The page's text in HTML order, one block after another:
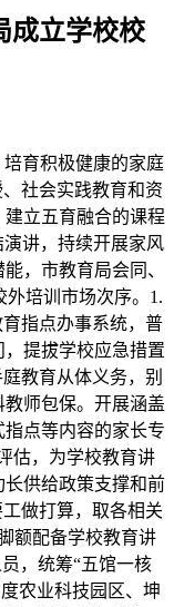
成立学校校
育积极健康的家庭
社会实践教育和资
立五育融合的课程
讲，持续开展家风
，市教育局会同、
培训市场次序。1.
指点办事系统，普
提拔学校应急措置
教育从体义务，别
师包保。开展涵盖
点等内容的家长专
估，为学校教育讲
供给政策支撑和前
做打算，取各相关
额配备学校教育讲
，统筹“五馆一核
农业科技园区、坤